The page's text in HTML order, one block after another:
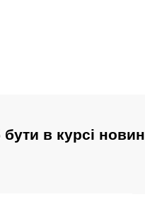
в курсі новин